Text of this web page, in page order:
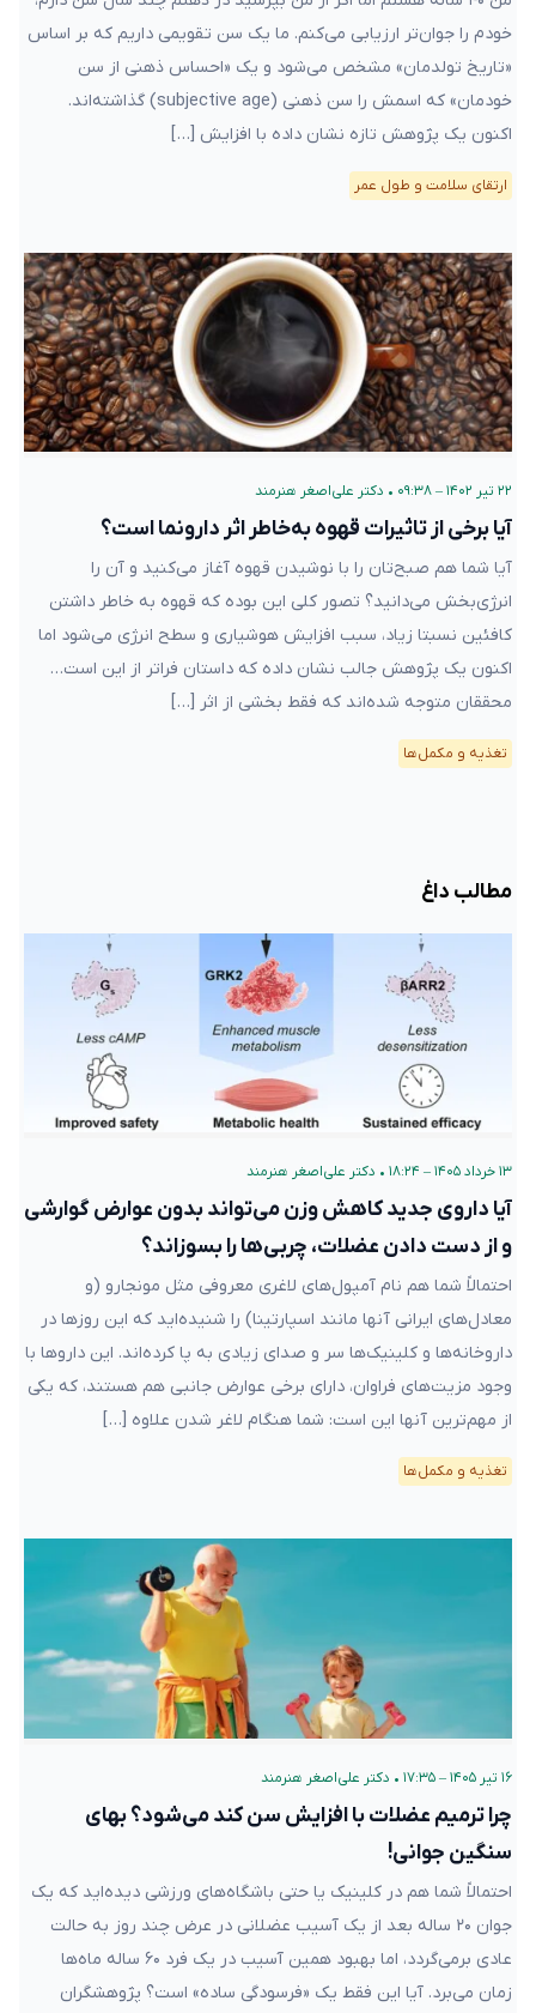
خودم را جوان‌تر ارزیابی می‌کنم. ما یک سن تقویمی داریم که بر اساس
«تاریخ تولد‌مان» مشخص می‌شود و یک «احساس ذهنی از سن
خودمان» که اسمش را سن ذهنی (subjective age) گذاشته‌اند.
اکنون یک پژوهش تازه نشان داده با افزایش […]
ارتقای سلامت و طول عمر
۲۲ تیر ۱۴۰۲ – ۰۹:۳۸ • دکتر علی‌اصغر هنرمند
آیا برخی از تاثیرات قهوه به‌خاطر اثر دارونما است؟
آیا شما هم صبح‌تان را با نوشیدن قهوه آغاز می‌کنید و آن را
انرژی‌بخش می‌دانید؟ تصور کلی این بوده که قهوه به خاطر داشتن
کافئین نسبتا زیاد، سبب افزایش هوشیاری و سطح انرژی می‌شود اما
اکنون یک پژوهش جالب نشان داده که داستان فراتر از این است…
محققان متوجه‌ شده‌اند که فقط بخشی از اثر […]
تغذیه و مکمل‌ها
مطالب داغ
۱۳ خرداد ۱۴۰۵ – ۱۸:۲۴ • دکتر علی‌اصغر هنرمند
آیا داروی جدید کاهش وزن می‌تواند بدون عوارض گوارشی
و از دست دادن عضلات، چربی‌ها را بسوزاند؟
احتمالاً شما هم نام آمپول‌های لاغری معروفی مثل مونجارو (و
معادل‌های ایرانی آنها مانند اسپارتینا) را شنیده‌اید که این روزها در
داروخانه‌ها و کلینیک‌ها سر و صدای زیادی به پا کرده‌اند. این داروها با
وجود مزیت‌های فراوان، دارای برخی عوارض جانبی هم هستند، که یکی
از مهم‌ترین آنها این است: شما هنگام لاغر شدن علاوه […]
تغذیه و مکمل‌ها
۱۶ تیر ۱۴۰۵ – ۱۷:۳۵ • دکتر علی‌اصغر هنرمند
چرا ترمیم عضلات با افزایش سن کند می‌شود؟ بهای
سنگین جوانی!
احتمالاً شما هم در کلینیک یا حتی باشگاه‌های ورزشی دیده‌اید که یک
جوان ۲۰ ساله بعد از یک آسیب عضلانی در عرض چند روز به حالت
عادی برمی‌گردد، اما بهبود همین آسیب در یک فرد ۶۰ ساله ماه‌ها
زمان می‌برد. آیا این فقط یک «فرسودگی ساده» است؟ پژوهشگران